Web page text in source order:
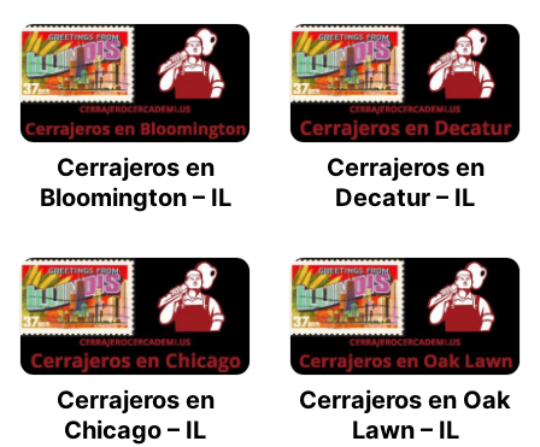
Cerrajeros en
Bloomington – IL
Cerrajeros en
Decatur – IL
Cerrajeros en
Chicago – IL
Cerrajeros en Oak
Lawn – IL